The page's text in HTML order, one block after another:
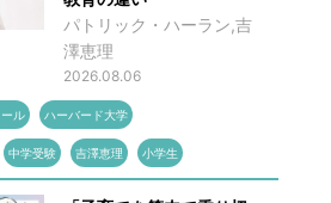
パトリック・ハーラン,吉
澤恵理
2026.08.06
ル ハーバード大学
中学受験 吉澤恵理 小学生